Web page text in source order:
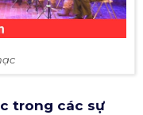
trong các sự